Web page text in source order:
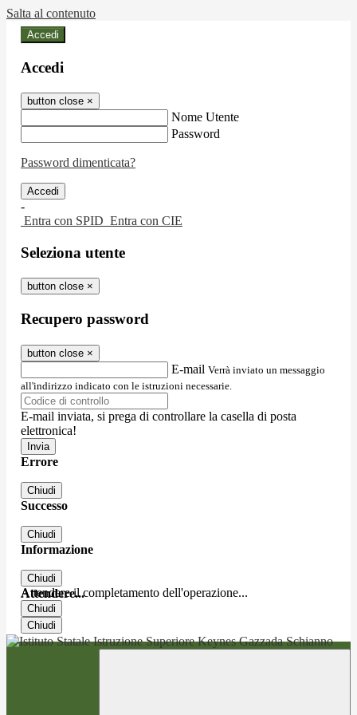
Salta al contenuto
Accedi
Accedi
button close ×
Nome Utente
Password
Password dimenticata?
-
Entra con SPID Entra con CIE
Seleziona utente
button close ×
Recupero password
button close ×
E-mail Verrà inviato un messaggio
all'indirizzo indicato con le istruzioni necessarie.
E-mail inviata, si prega di controllare la casella di posta
elettronica!
Errore
Chiudi
Successo
Chiudi
Informazione
Chiudi
Attendere...
Attendere il completamento dell'operazione...
Chiudi
Chiudi